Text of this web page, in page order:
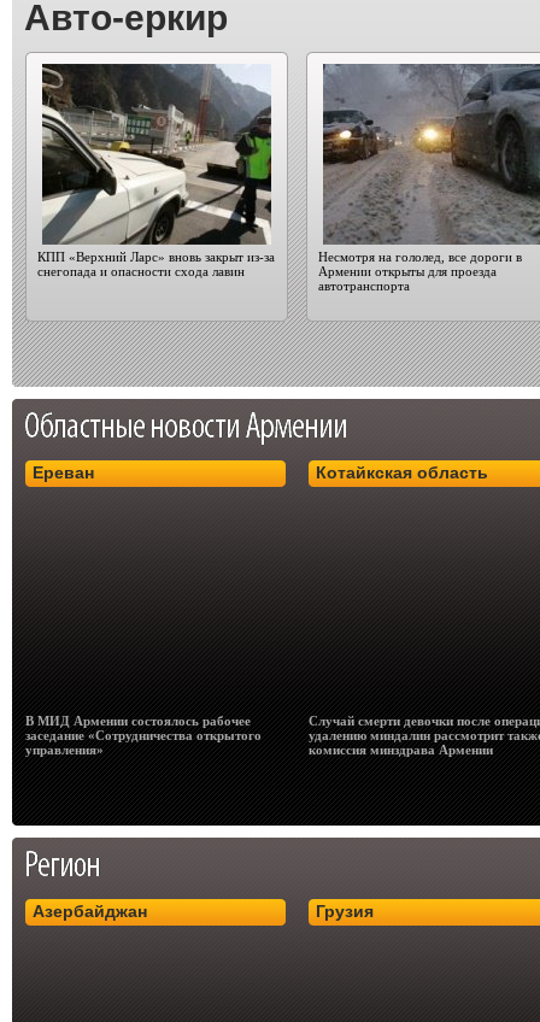
Авто-еркир
КПП «Верхний Ларс» вновь закрыт из-за
снегопада и опасности схода лавин
Несмотря на гололед, все дороги в
Армении открыты для проезда
автотранспорта
Ереван
В МИД Армении состоялось рабочее
заседание «Сотрудничества открытого
управления»
Котайкская область
Случай смерти девочки после
удалению миндалин рассмотрит
комиссия минздрава Армении
Азербайджан Грузия